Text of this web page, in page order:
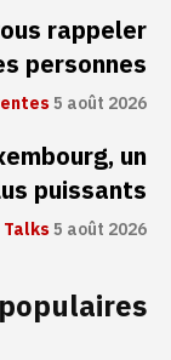
rappeler
personnes
5 août 2026
un
puissants
Talks5 août 2026